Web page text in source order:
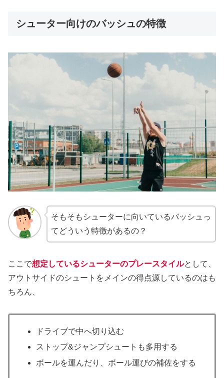
シューター向けのバッシュの特徴
そもそもシューターに向いているバッシュっ
てどういう特徴があるの？
ここで想定しているシューターのプレースタイルとして、
アウトサイドのシュートをメインの得点源しているのはも
ちろん、
ドライブで中へ切り込む
ストップ&ジャンプシュートも多用する
ボールを運んだり、ボール運びの補佐をする